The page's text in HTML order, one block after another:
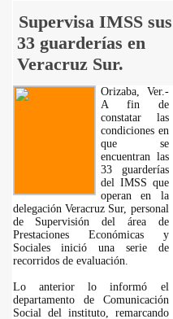
Supervisa IMSS sus
33 guarderías en
Veracruz Sur.
Orizaba, Ver.-
A fin de
constatar las
condiciones en
que se
encuentran las
33 guarderías
del IMSS que
operan en la
delegación Veracruz Sur, personal
de Supervisión del área de
Prestaciones Económicas y
Sociales inició una serie de
recorridos de evaluación.
Lo anterior lo informó el
departamento de Comunicación
Social del instituto, remarcando